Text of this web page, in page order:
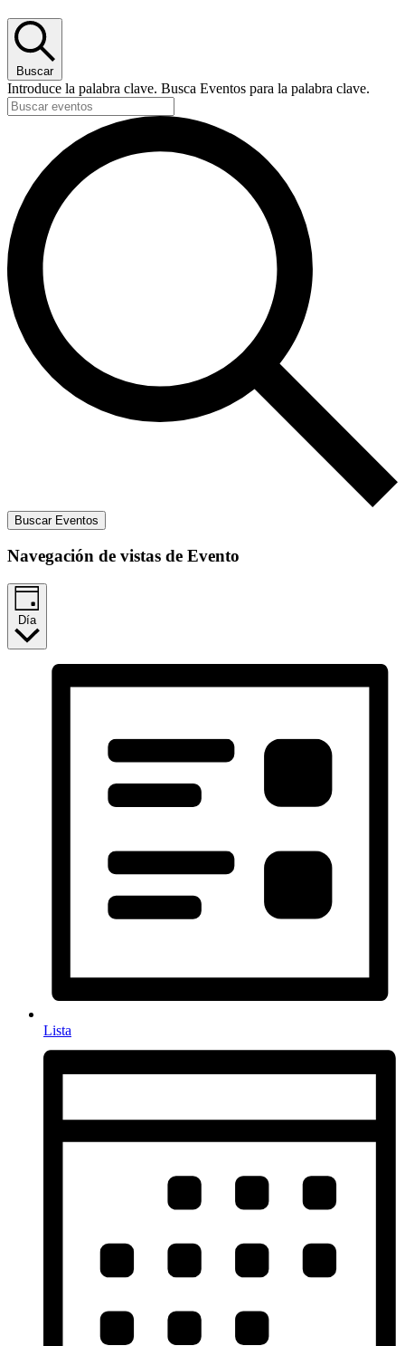
Buscar
Introduce la palabra clave. Busca Eventos para la palabra clave.
Buscar Eventos
Navegación de vistas de Evento
Día
Lista